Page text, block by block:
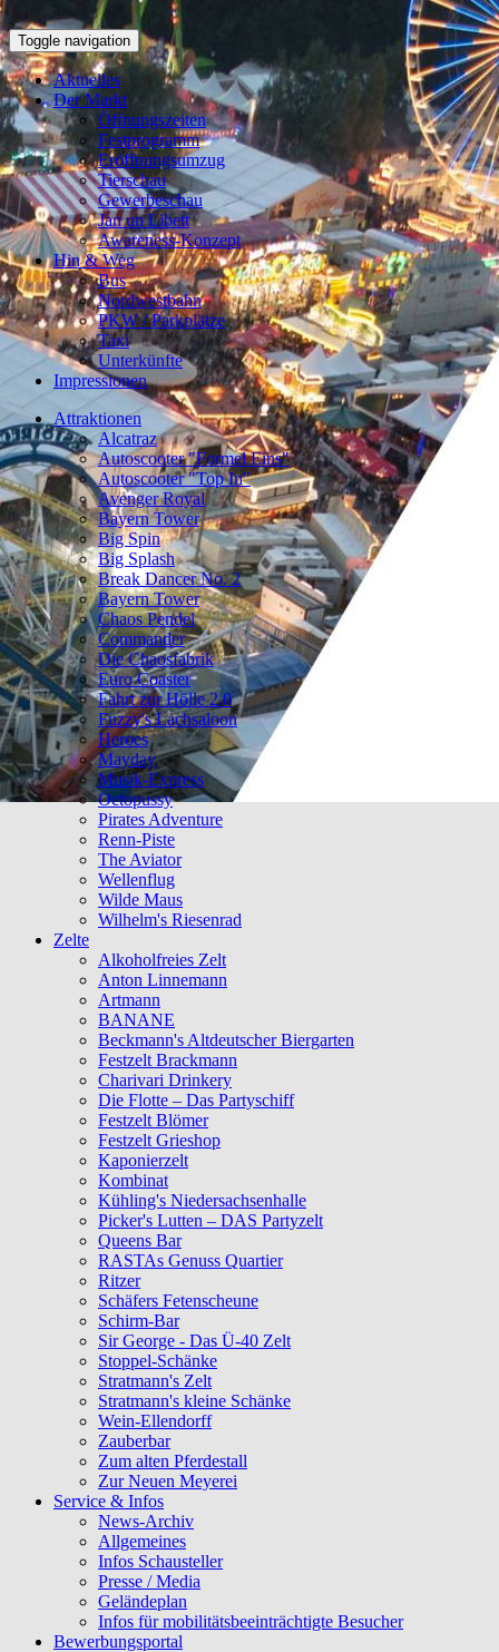
Toggle navigation
Aktuelles
Der Markt
Öffnungszeiten
Festprogramm
Eröffnungsumzug
Tierschau
Gewerbeschau
Jan un Libett
Awareness-Konzept
Hin & Weg
Bus
Nordwestbahn
PKW / Parkplätze
Taxi
Unterkünfte
Impressionen
Attraktionen
Alcatraz
Autoscooter "Formel Eins"
Autoscooter "Top In"
Avenger Royal
Bayern Tower
Big Spin
Big Splash
Break Dancer No. 2
Bayern Tower
Chaos Pendel
Commander
Die Chaosfabrik
Euro Coaster
Fahrt zur Hölle 2.0
Fuzzy's Lachsaloon
Heroes
Mayday
Musik-Express
Octopussy
Pirates Adventure
Renn-Piste
The Aviator
Wellenflug
Wilde Maus
Wilhelm's Riesenrad
Zelte
Alkoholfreies Zelt
Anton Linnemann
Artmann
BANANE
Beckmann's Altdeutscher Biergarten
Festzelt Brackmann
Charivari Drinkery
Die Flotte – Das Partyschiff
Festzelt Blömer
Festzelt Grieshop
Kaponierzelt
Kombinat
Kühling's Niedersachsenhalle
Picker's Lutten – DAS Partyzelt
Queens Bar
RASTAs Genuss Quartier
Ritzer
Schäfers Fetenscheune
Schirm-Bar
Sir George - Das Ü-40 Zelt
Stoppel-Schänke
Stratmann's Zelt
Stratmann's kleine Schänke
Wein-Ellendorff
Zauberbar
Zum alten Pferdestall
Zur Neuen Meyerei
Service & Infos
News-Archiv
Allgemeines
Infos Schausteller
Presse / Media
Geländeplan
Infos für mobilitätsbeeinträchtigte Besucher
Bewerbungsportal